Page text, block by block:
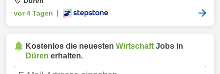
vor 4 Tagen
Kostenlos die neuesten Wirtschaft Jobs in
Düren erhalten.